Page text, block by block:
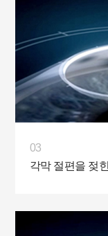
03
각막 절편을 젖